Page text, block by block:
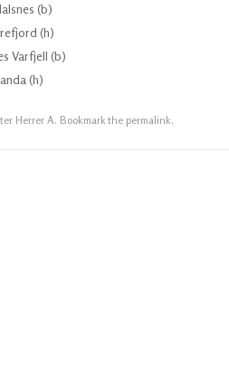
(b)
(h)
Varfjell (b)
(h)
Herrer A. Bookmark the permalink.